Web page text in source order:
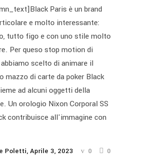
Paris è un brand
e molto interessante:
tutto figo e con uno stile molto
Per queso stop motion di
scelto di animare il
mazzo di carte da poker Black
ad alcuni oggetti della
Un orologio Nixon Corporal SS
contribuisce all'immagine con
Poletti Aprile 3, 2023 0 0